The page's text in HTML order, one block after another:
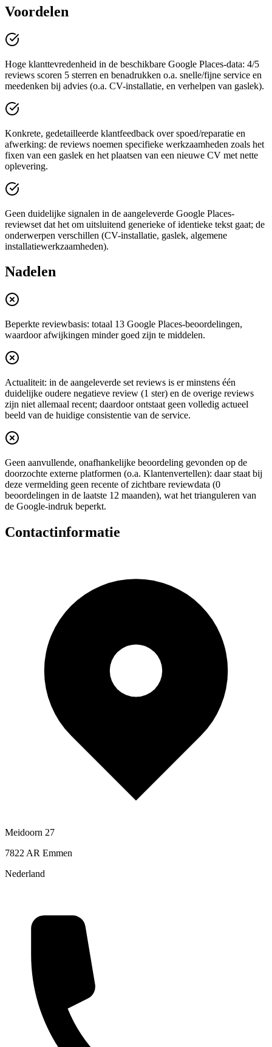
Voordelen
Hoge klanttevredenheid in de beschikbare Google Places-data: 4/5
reviews scoren 5 sterren en benadrukken o.a. snelle/fijne service en
meedenken bij advies (o.a. CV-installatie, en verhelpen van gaslek).
Konkrete, gedetailleerde klantfeedback over spoed/reparatie en
afwerking: de reviews noemen specifieke werkzaamheden zoals het
fixen van een gaslek en het plaatsen van een nieuwe CV met nette
oplevering.
Geen duidelijke signalen in de aangeleverde Google Places-
reviewset dat het om uitsluitend generieke of identieke tekst gaat; de
onderwerpen verschillen (CV-installatie, gaslek, algemene
installatiewerkzaamheden).
Nadelen
Beperkte reviewbasis: totaal 13 Google Places-beoordelingen,
waardoor afwijkingen minder goed zijn te middelen.
Actualiteit: in de aangeleverde set reviews is er minstens één
duidelijke oudere negatieve review (1 ster) en de overige reviews
zijn niet allemaal recent; daardoor ontstaat geen volledig actueel
beeld van de huidige consistentie van de service.
Geen aanvullende, onafhankelijke beoordeling gevonden op de
doorzochte externe platformen (o.a. Klantenvertellen): daar staat bij
deze vermelding geen recente of zichtbare reviewdata (0
beoordelingen in de laatste 12 maanden), wat het trianguleren van
de Google-indruk beperkt.
Contactinformatie
Meidoorn 27
7822 AR Emmen
Nederland